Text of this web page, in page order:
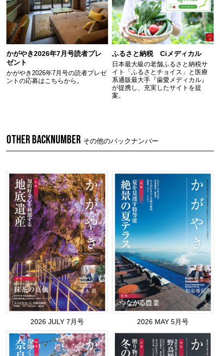
かがやき2026年7月号読者プレ
ゼント
かがやき2026年7月号の読者プレゼ
ントの応募はこちらから。
ふるさと納税 Ciメディカル
日本最大級の老舗ふるさと納税サ
イト「ふるさとチョイス」と医療
系通販最大手『歯愛メディカル』
が提携し、充実したサイトを提
案。
OTHER BACKNUMBER その他のバックナンバー
2026 JULY 7月号 2026 MAY 5月号